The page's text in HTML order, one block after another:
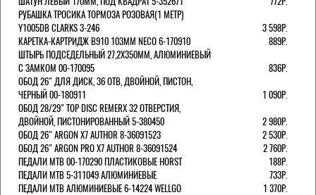
РУБАШКА ТРОСИКА ТОРМОЗА РОЗОВАЯ(1 МЕТР)
Y1005DB CLARKS 3-246
3 598Р.
КАРЕТКА-КАРТРИДЖ B910 103ММ NECO 6-170910
889Р.
ШТЫРЬ ПОДСЕДЕЛЬНЫЙ 27,2Х350ММ, АЛЮМИНИЕВЫЙ
С ЗАМКОМ 00-170095
836Р.
ОБОД 26" ДЛЯ ДИСК, 36 ОТВ, ДВОЙНОЙ, ПИСТОН,
ЧЕРНЫЙ 00-180911
1 090Р.
ОБОД 28/29" TOP DISC REMERX 32 ОТВЕРСТИЯ,
ДВОЙНОЙ, ПИСТОНИРОВАННЫЙ 5-380450
2 980Р.
ОБОД 26" ARGON X7 AUTHOR 8-36091523
2 530Р.
ОБОД 26" ARGON PRO X7 AUTHOR 8-36091524
2 760Р.
ПЕДАЛИ МТВ 00-170290 ПЛАСТИКОВЫЕ HORST
188Р.
ПЕДАЛИ MTB 5-311049 АЛЮМИНИЕВЫЕ
733Р.
ПЕДАЛИ MTB АЛЮМИНИЕВЫЕ 6-14224 WELLGO
1 370Р.